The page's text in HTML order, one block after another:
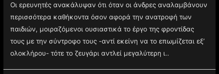
Οι ερευνητές ανακάλυψαν ότι όταν οι άνδρες αναλαμβάνουν
περισσότερα καθήκοντα όσον αφορά την ανατροφή των
παιδιών, μοιραζόμενοι ουσιαστικά το έργο της φροντίδας
τους με την σύντροφο τους -αντί εκείνη να το επωμίζεται εξ’
ολοκλήρου- τότε το ζευγάρι αντλεί μεγαλύτερη ι..